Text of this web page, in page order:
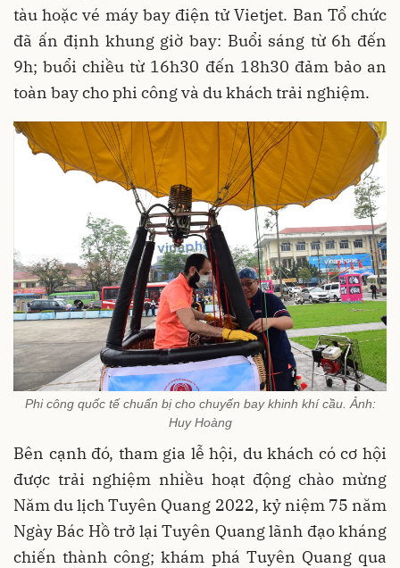
tàu hoặc vé máy bay điện tử Vietjet. Ban Tổ chức
đã ấn định khung giờ bay: Buổi sáng từ 6h đến
9h; buổi chiều từ 16h30 đến 18h30 đảm bảo an
toàn bay cho phi công và du khách trải nghiệm.
Phi công quốc tế chuẩn bị cho chuyến bay khinh khí cầu. Ảnh:
Huy Hoàng
Bên cạnh đó, tham gia lễ hội, du khách có cơ hội
được trải nghiệm nhiều hoạt động chào mừng
Năm du lịch Tuyên Quang 2022, kỷ niệm 75 năm
Ngày Bác Hồ trở lại Tuyên Quang lãnh đạo kháng
chiến thành công; khám phá Tuyên Quang qua